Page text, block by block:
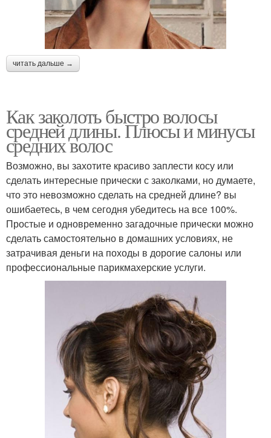
читать дальше →
Как заколоть быстро волосы
средней длины. Плюсы и минусы
средних волос
Возможно, вы захотите красиво заплести косу или
сделать интересные прически с заколками, но думаете,
что это невозможно сделать на средней длине? вы
ошибаетесь, в чем сегодня убедитесь на все 100%.
Простые и одновременно загадочные прически можно
сделать самостоятельно в домашних условиях, не
затрачивая деньги на походы в дорогие салоны или
профессиональные парикмахерские услуги.